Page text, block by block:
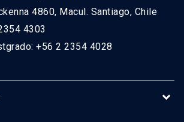
4860, Macul. Santiago, Chile
4303
+56 2 2354 4028